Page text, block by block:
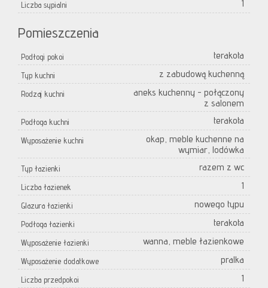
Liczba sypialni 1
Pomieszczenia
Podłogi pokoi terakota
Typ kuchni z zabudową kuchenną
Rodzaj kuchni
aneks kuchenny - połączony
z salonem
Podłoga kuchni terakota
Wyposażenie kuchni
okap, meble kuchenne na
wymiar, lodówka
Typ łazienki razem z wc
Liczba łazienek 1
Glazura łazienki nowego typu
Podłoga łazienki terakota
Wyposażenie łazienki wanna, meble łazienkowe
Wyposażenie dodatkowe pralka
Liczba przedpokoi 1